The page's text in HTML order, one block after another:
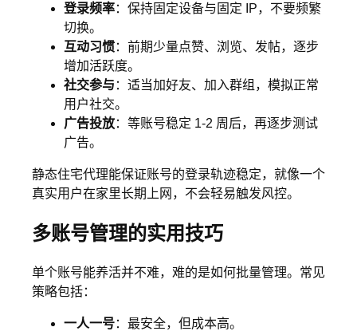
登录频率：保持固定设备与固定 IP，不要频繁
切换。
互动习惯：前期少量点赞、浏览、发帖，逐步
增加活跃度。
社交参与 ：适当加好友、加入群组，模拟正常
用户社交。
广告投放：等账号稳定 1-2 周后，再逐步测试
广告。
静态住宅代理能保证账号的登录轨迹稳定，就像一个
真实用户在家里长期上网，不会轻易触发风控。
多账号管理的实用技巧
单个账号能养活并不难，难的是如何批量管理。常见
策略包括：
一人一号：最安全，但成本高。